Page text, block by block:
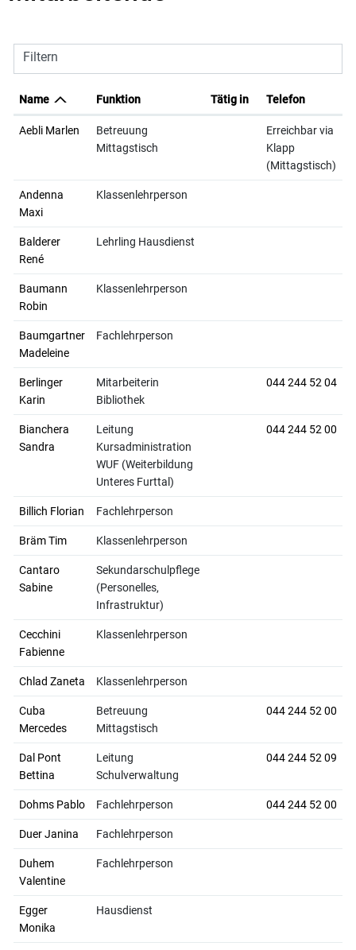
Filtern
Name Funktion Tätig in Telefon
Aebli Marlen
Betreuung
Mittagstisch
Erreichbar via
Klapp
(Mittagstisch)
Andenna
Maxi
Klassenlehrperson
Balderer
René
Lehrling Hausdienst
Baumann
Robin
Klassenlehrperson
Baumgartner
Madeleine
Fachlehrperson
Berlinger
Karin
Mitarbeiterin
Bibliothek
044 244 52 04
Bianchera
Sandra
Leitung
Kursadministration
WUF (Weiterbildung
Unteres Furttal)
044 244 52 00
Billich Florian Fachlehrperson
Bräm Tim Klassenlehrperson
Cantaro
Sabine
Sekundarschulpflege
(Personelles,
Infrastruktur)
Cecchini
Fabienne
Klassenlehrperson
Chlad Zaneta Klassenlehrperson
Cuba
Mercedes
Betreuung
Mittagstisch
044 244 52 00
Dal Pont
Bettina
Leitung
Schulverwaltung
044 244 52 09
Dohms Pablo Fachlehrperson 044 244 52 00
Duer Janina Fachlehrperson
Duhem
Valentine
Fachlehrperson
Egger
Monika
Hausdienst